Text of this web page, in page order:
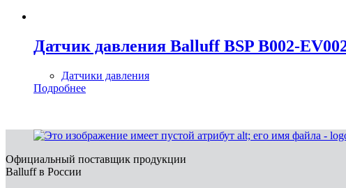
Датчик давления Balluff BSP B002-
Датчики давления
Подробнее
Официальный поставщик продукции
Balluff в России